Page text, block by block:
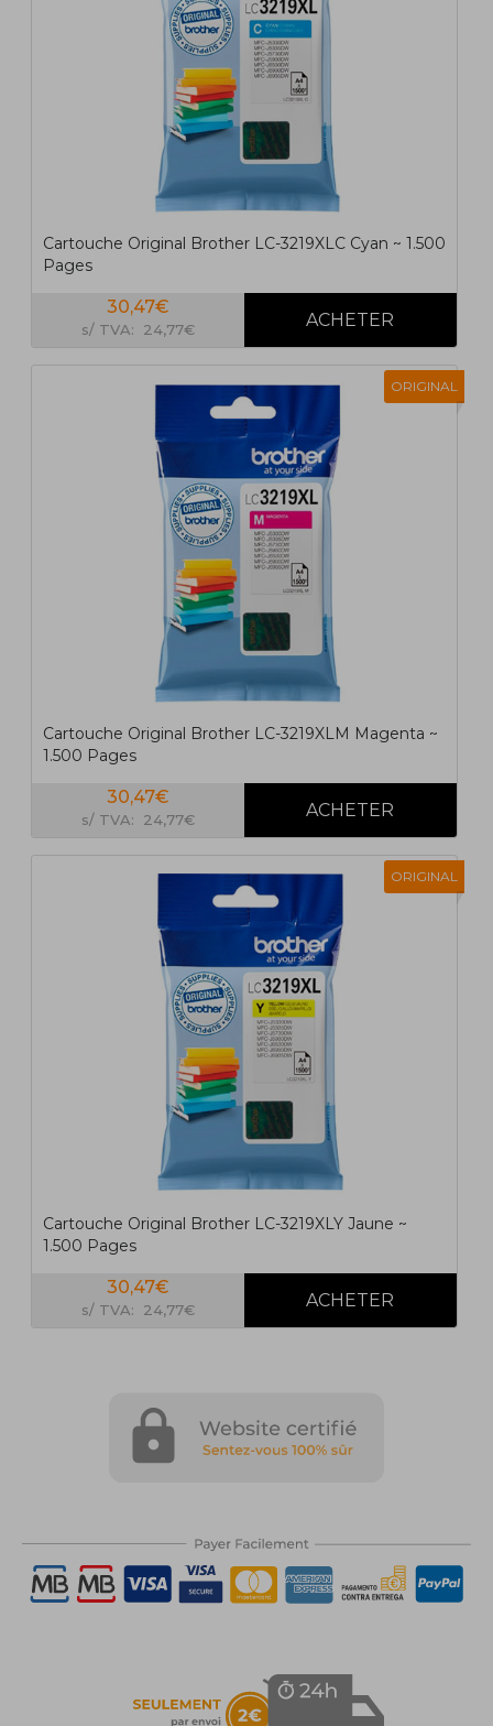
Cartouche Original Brother LC-3219XLC Cyan ~ 1.500
Pages
30,47€
s/ TVA: 24,77€
ORIGINAL
Cartouche Original Brother LC-3219XLM Magenta ~
1.500 Pages
30,47€
s/ TVA: 24,77€
ORIGINAL
Cartouche Original Brother LC-3219XLY Jaune ~
1.500 Pages
30,47€
s/ TVA: 24,77€